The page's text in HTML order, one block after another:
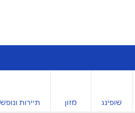
שופינג מזון תיירות ונופש